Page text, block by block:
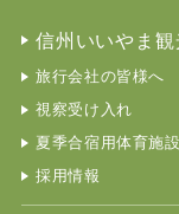
信州いいやま
旅行会社の皆様へ
視察受け入れ
夏季合宿用体育施
採用情報